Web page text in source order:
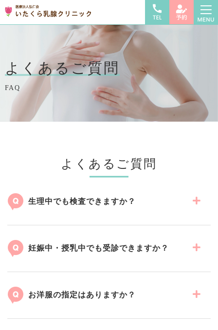
よくあるご質問
FAQ
よくあるご質問
生理中でも検査できますか？
妊娠中・授乳中でも受診できますか？
お洋服の指定はありますか？